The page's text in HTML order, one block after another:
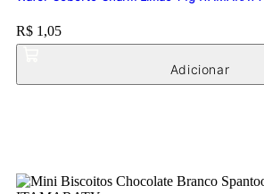
Price:
R$ 1,05